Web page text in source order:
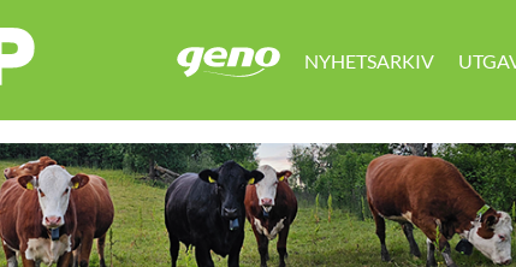
GENO NYHETSARKIV